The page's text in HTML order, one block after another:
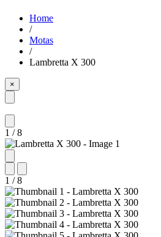
Home
/
Motas
/
Lambretta X 300
×
1 / 8
1 / 8